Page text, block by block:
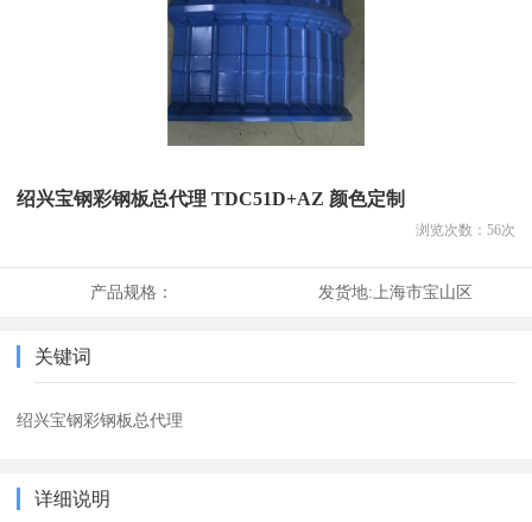
绍兴宝钢彩钢板总代理 TDC51D+AZ 颜色定制
浏览次数： 56次
产品规格： 发货地: 上海市宝山区
关键词
绍兴宝钢彩钢板总代理
详细说明